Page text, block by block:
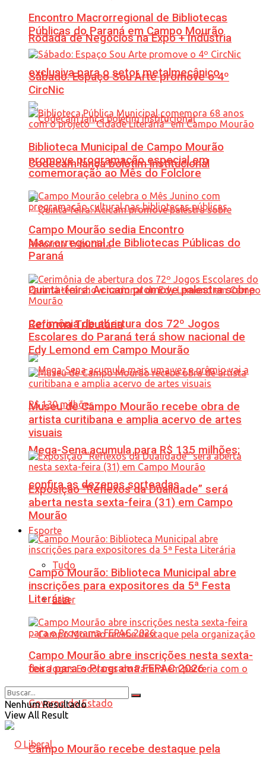
Rodada de Negócios na Expo + Indústria
exclusiva para o setor metalmecânico
Codecam lança boletim institucional
Quinta-feira: Acicam promove palestra sobre
Reforma Tributária
Mega-Sena acumula para R$ 135 milhões;
confira as dezenas sorteadas
Esporte
Tudo
Lazer
Campo Mourão recebe destaque pela
Encontro Macrorregional de Bibliotecas
Públicas do Paraná em Campo Mourão
Sábado: Espaço Sou Arte promove o 4º
CircNic
Biblioteca Municipal de Campo Mourão
promove programação especial em
comemoração ao Mês do Folclore
Campo Mourão sedia Encontro
Macrorregional de Bibliotecas Públicas do
Paraná
Cerimônia de abertura dos 72º Jogos
Escolares do Paraná terá show nacional de
Edy Lemond em Campo Mourão
Museu de Campo Mourão recebe obra de
artista curitibana e amplia acervo de artes
visuais
Exposição “Reflexos da Dualidade” será
aberta nesta sexta-feira (31) em Campo
Mourão
Campo Mourão: Biblioteca Municipal abre
inscrições para expositores da 5ª Festa
Literária
Campo Mourão abre inscrições nesta sexta-
feira para o Programa FEPAC 2026
Nenhum Resultado
View All Result